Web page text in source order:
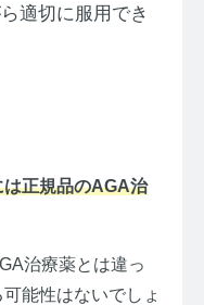
適切に服用でき
正規品のAGA治
治療薬とは違っ
能性はないでしょ